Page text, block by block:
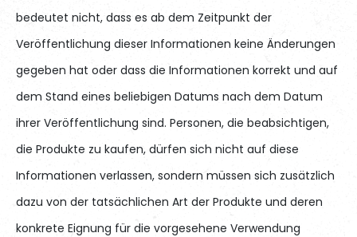
bedeutet nicht, dass es ab dem Zeitpunkt der
Veröffentlichung dieser Informationen keine Änderungen
gegeben hat oder dass die Informationen korrekt und auf
dem Stand eines beliebigen Datums nach dem Datum
ihrer Veröffentlichung sind. Personen, die beabsichtigen,
die Produkte zu kaufen, dürfen sich nicht auf diese
Informationen verlassen, sondern müssen sich zusätzlich
dazu von der tatsächlichen Art der Produkte und deren
konkrete Eignung für die vorgesehene Verwendung